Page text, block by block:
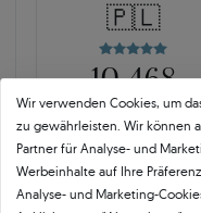
🇵🇱
10 468
Polen
Wir verwenden Cookies, um
zu gewährleisten. Wir können
Partner für Analyse- und
Werbeinhalte auf Ihre
Analyse- und Marketing-